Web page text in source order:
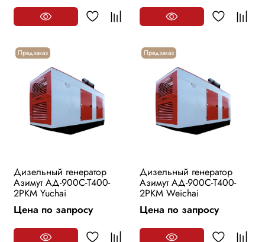
Предзаказ
Дизельный генератор
Азимут АД-900С-Т400-
2РKМ Yuchai
Цена по запросу
Предзаказ
Дизельный генератор
Азимут АД-900С-Т400-
2РKМ Weichai
Цена по запросу